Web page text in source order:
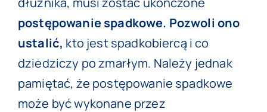
postępowanie spadkowe. Pozwoli ono
ustalić, kto jest spadkobiercą i co
dziedziczy po zmarłym. Należy jednak
pamiętać, że postępowanie spadkowe
może być wykonane przez